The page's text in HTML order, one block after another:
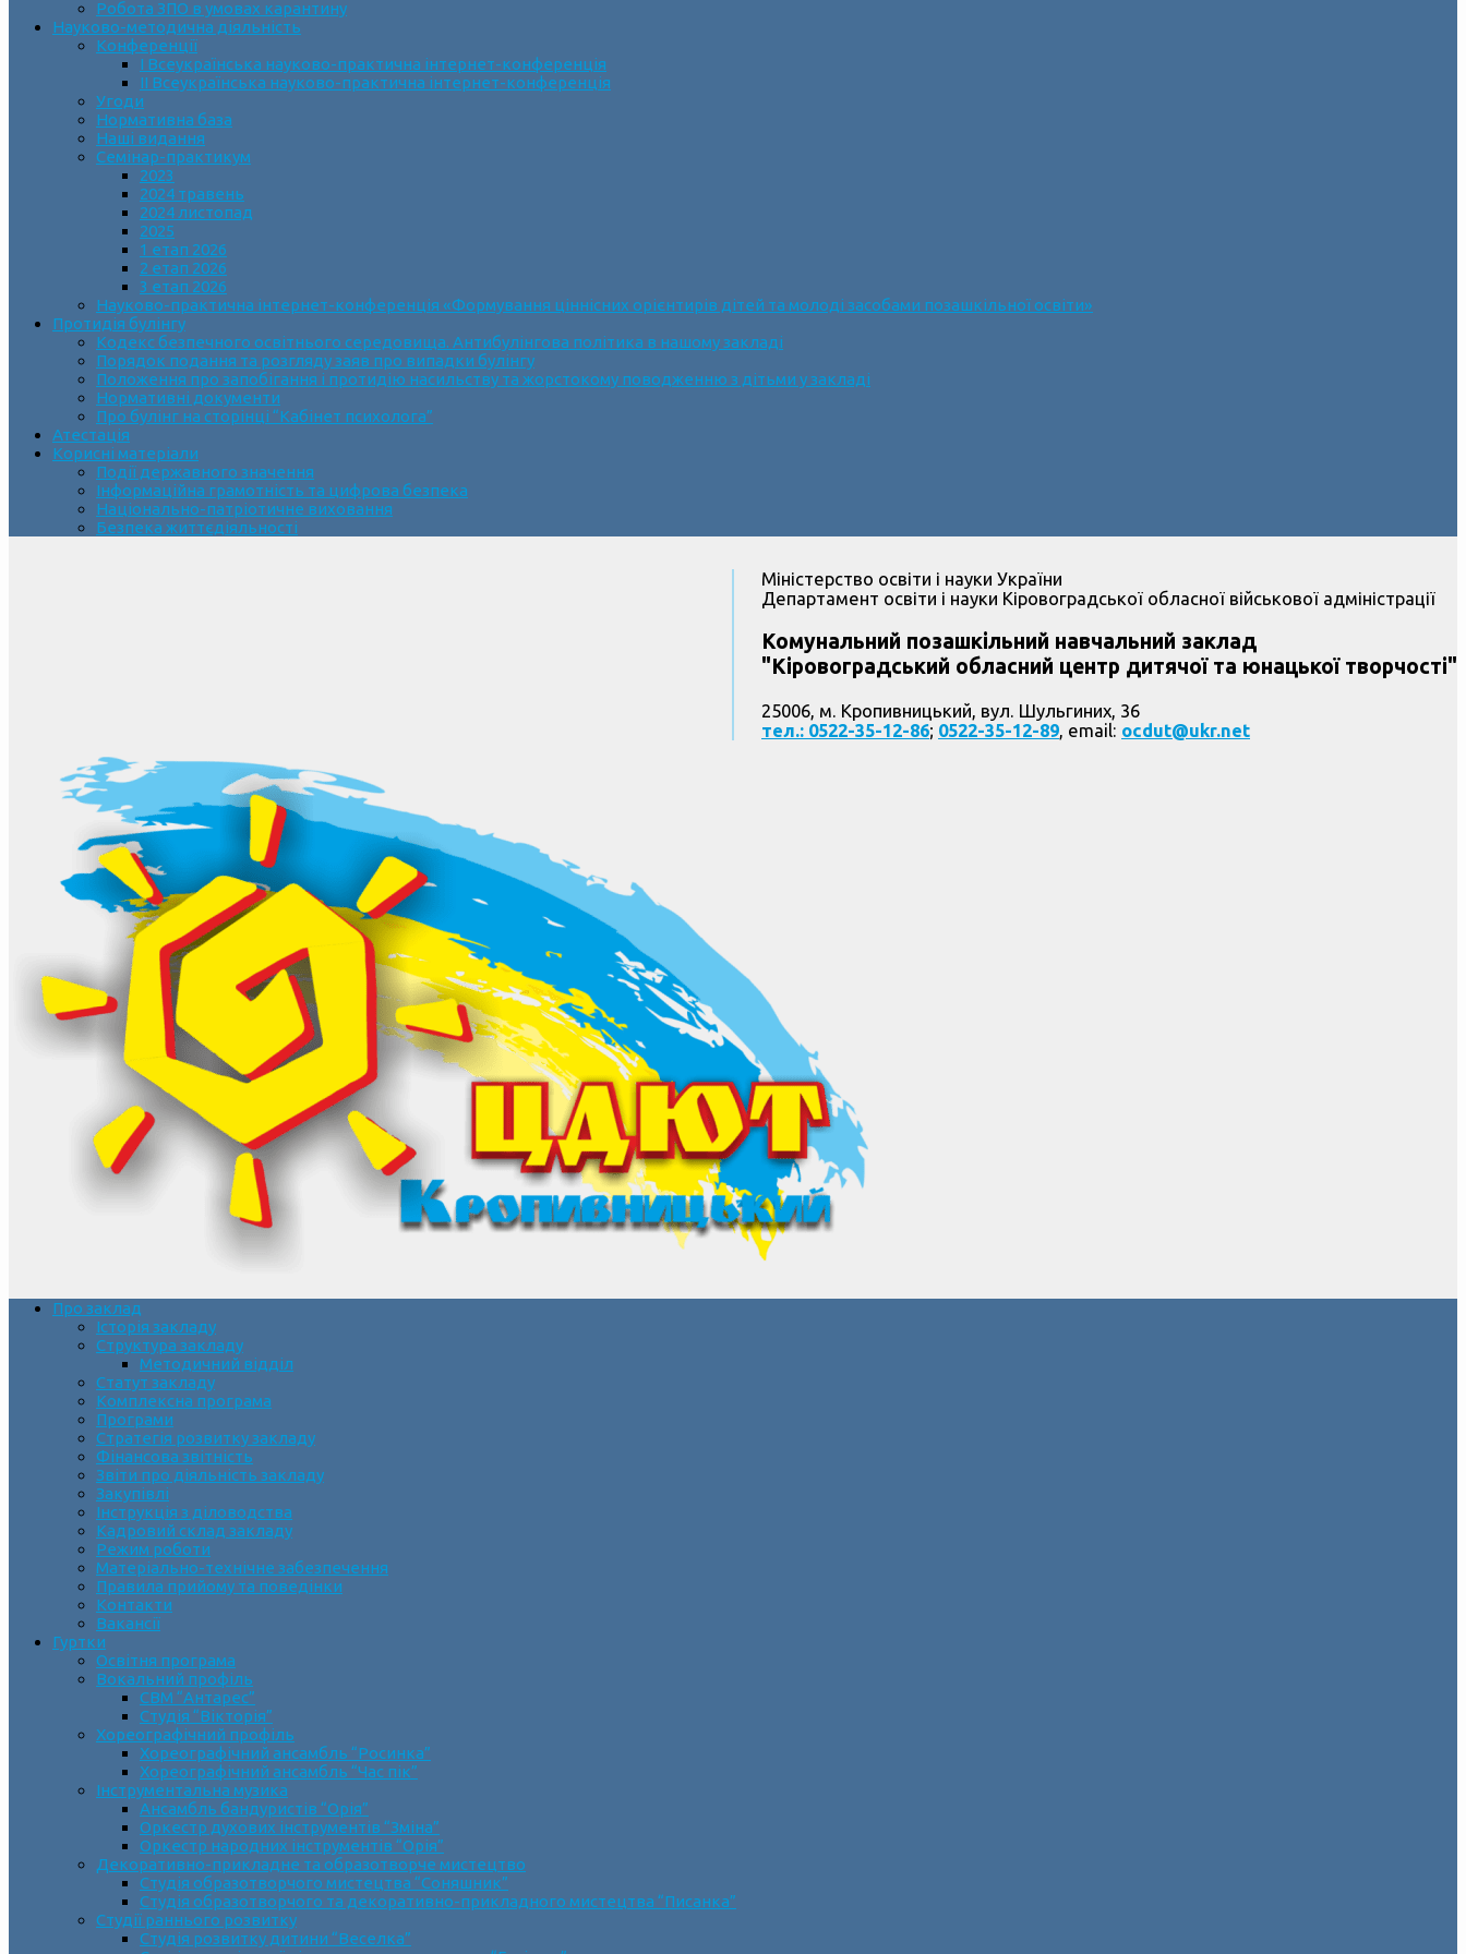
Робота ЗПО в умовах карантину
Науково-методична діяльність
Конференції
І Всеукраїнська науково-практична інтернет-конференція
ІІ Всеукраїнська науково-практична інтернет-конференція
Угоди
Нормативна база
Наші видання
Семінар-практикум
2023
2024 травень
2024 листопад
2025
1 етап 2026
2 етап 2026
3 етап 2026
Науково-практична інтернет-конференція «Формування ціннісних орієнтирів дітей та молоді засобами позашкільної освіти»
Протидія булінгу
Кодекс безпечного освітнього середовища. Антибулінгова політика в нашому закладі
Порядок подання та розгляду заяв про випадки булінгу
Положення про запобігання і протидію насильству та жорстокому поводженню з дітьми у закладі
Нормативні документи
Про булінг на сторінці “Кабінет психолога”
Атестація
Корисні матеріали
Події державного значення
Інформаційна грамотність та цифрова безпека
Національно-патріотичне виховання
Безпека життєдіяльності
Міністерство освіти і науки України
Департамент освіти і науки Кіровоградської обласної військової адміністрації
Комунальний позашкільний навчальний заклад
"Кіровоградський обласний центр дитячої та юнацької творчості"
25006, м. Кропивницький, вул. Шульгиних, 36
тел.: 0522-35-12-86; 0522-35-12-89, email: ocdut@ukr.net
Про заклад
Історія закладу
Структура закладу
Методичний відділ
Статут закладу
Комплексна програма
Програми
Стратегія розвитку закладу
Фінансова звітність
Звіти про діяльність закладу
Закупівлі
Інструкція з діловодства
Кадровий склад закладу
Режим роботи
Матеріально-технічне забезпечення
Правила прийому та поведінки
Контакти
Вакансії
Гуртки
Освітня програма
Вокальний профіль
СВМ “Антарес”
Студія “Вікторія”
Хореографічний профіль
Хореографічний ансамбль “Росинка”
Хореографічний ансамбль “Час пік”
Інструментальна музика
Ансамбль бандуристів “Орія”
Оркестр духових інструментів “Зміна”
Оркестр народних інструментів “Орія”
Декоративно-прикладне та образотворче мистецтво
Cтудія образотворчого мистецтва “Соняшник”
Студія образотворчого та декоративно-прикладного мистецтва “Писанка”
Студії раннього розвитку
Студія розвитку дитини “Веселка”